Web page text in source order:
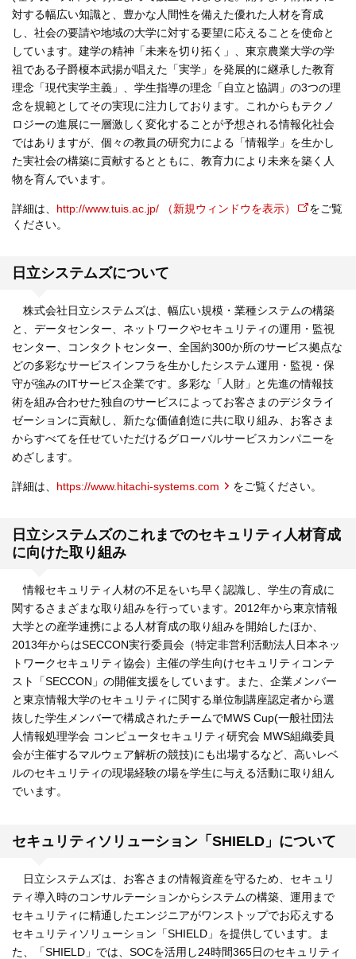
対する幅広い知識と、豊かな人間性を備えた優れた人材を育成
し、社会の要請や地域の大学に対する要望に応えることを使命と
しています。建学の精神「未来を切り拓く」、東京農業大学の学
祖である子爵榎本武揚が唱えた「実学」を発展的に継承した教育
理念「現代実学主義」、学生指導の理念「自立と協調」の3つの理
念を規範としてその実現に注力しております。これからもテクノ
ロジーの進展に一層激しく変化することが予想される情報化社会
ではありますが、個々の教員の研究力による「情報学」を生かし
た実社会の構築に貢献するとともに、教育力により未来を築く人
物を育んでいます。
詳細は、 http://www.tuis.ac.jp/ （新規ウィンドウを表示）
をご覧
ください。
日立システムズについて
株式会社日立システムズは、幅広い規模・業種システムの構築
と、データセンター、ネットワークやセキュリティの運用・監視
センター、コンタクトセンター、全国約300か所のサービス拠点な
どの多彩なサービスインフラを生かしたシステム運用・監視・保
守が強みのITサービス企業です。多彩な「人財」と先進の情報技
術を組み合わせた独自のサービスによってお客さまのデジタライ
ゼーションに貢献し、新たな価値創造に共に取り組み、お客さま
からすべてを任せていただけるグローバルサービスカンパニーを
めざします。
詳細は、 https://www.hitachi-systems.com をご覧ください。
日立システムズのこれまでのセキュリティ人材育成
に向けた取り組み
情報セキュリティ人材の不足をいち早く認識し、学生の育成に
関するさまざまな取り組みを行っています。2012年から東京情報
大学との産学連携による人材育成の取り組みを開始したほか、
2013年からはSECCON実行委員会（特定非営利活動法人日本ネッ
トワークセキュリティ協会）主催の学生向けセキュリティコンテ
スト「SECCON」の開催支援をしています。また、企業メンバー
と東京情報大学のセキュリティに関する単位制講座認定者から選
抜した学生メンバーで構成されたチームでMWS Cup(一般社団法
人情報処理学会 コンピュータセキュリティ研究会 MWS組織委員
会が主催するマルウェア解析の競技)にも出場するなど、高いレベ
ルのセキュリティの現場経験の場を学生に与える活動に取り組ん
でいます。
セキュリティソリューション「SHIELD」について
日立システムズは、お客さまの情報資産を守るため、セキュリ
ティ導入時のコンサルテーションからシステムの構築、運用まで
セキュリティに精通したエンジニアがワンストップでお応えする
セキュリティソリューション「SHIELD」を提供しています。ま
た、「SHIELD」では、SOCを活用し24時間365日のセキュリティ